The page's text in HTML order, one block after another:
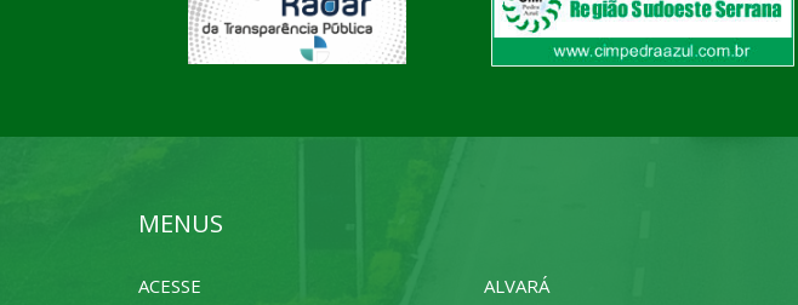
MENUS
ACESSE ALVARÁ